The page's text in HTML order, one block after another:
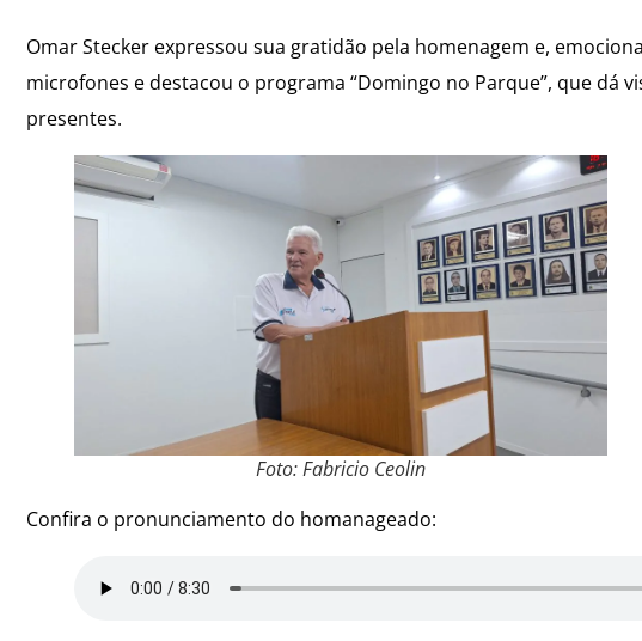
Omar Stecker expressou sua gratidão pela homenagem e,
microfones e destacou o programa “Domingo no Parque”, que dá
presentes.
Foto: Fabricio Ceolin
Confira o pronunciamento do homanageado: